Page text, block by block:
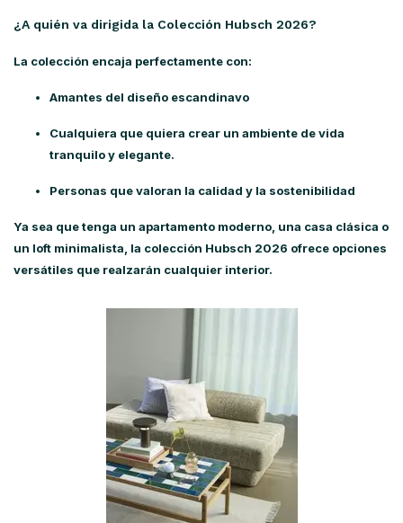
¿A quién va dirigida la Colección Hubsch 2026?
La colección encaja perfectamente con:
Amantes del diseño escandinavo
Cualquiera que quiera crear un ambiente de vida
tranquilo y elegante.
Personas que valoran la calidad y la sostenibilidad
Ya sea que tenga un apartamento moderno, una casa clásica o
un loft minimalista, la colección Hubsch 2026 ofrece opciones
versátiles que realzarán cualquier interior.